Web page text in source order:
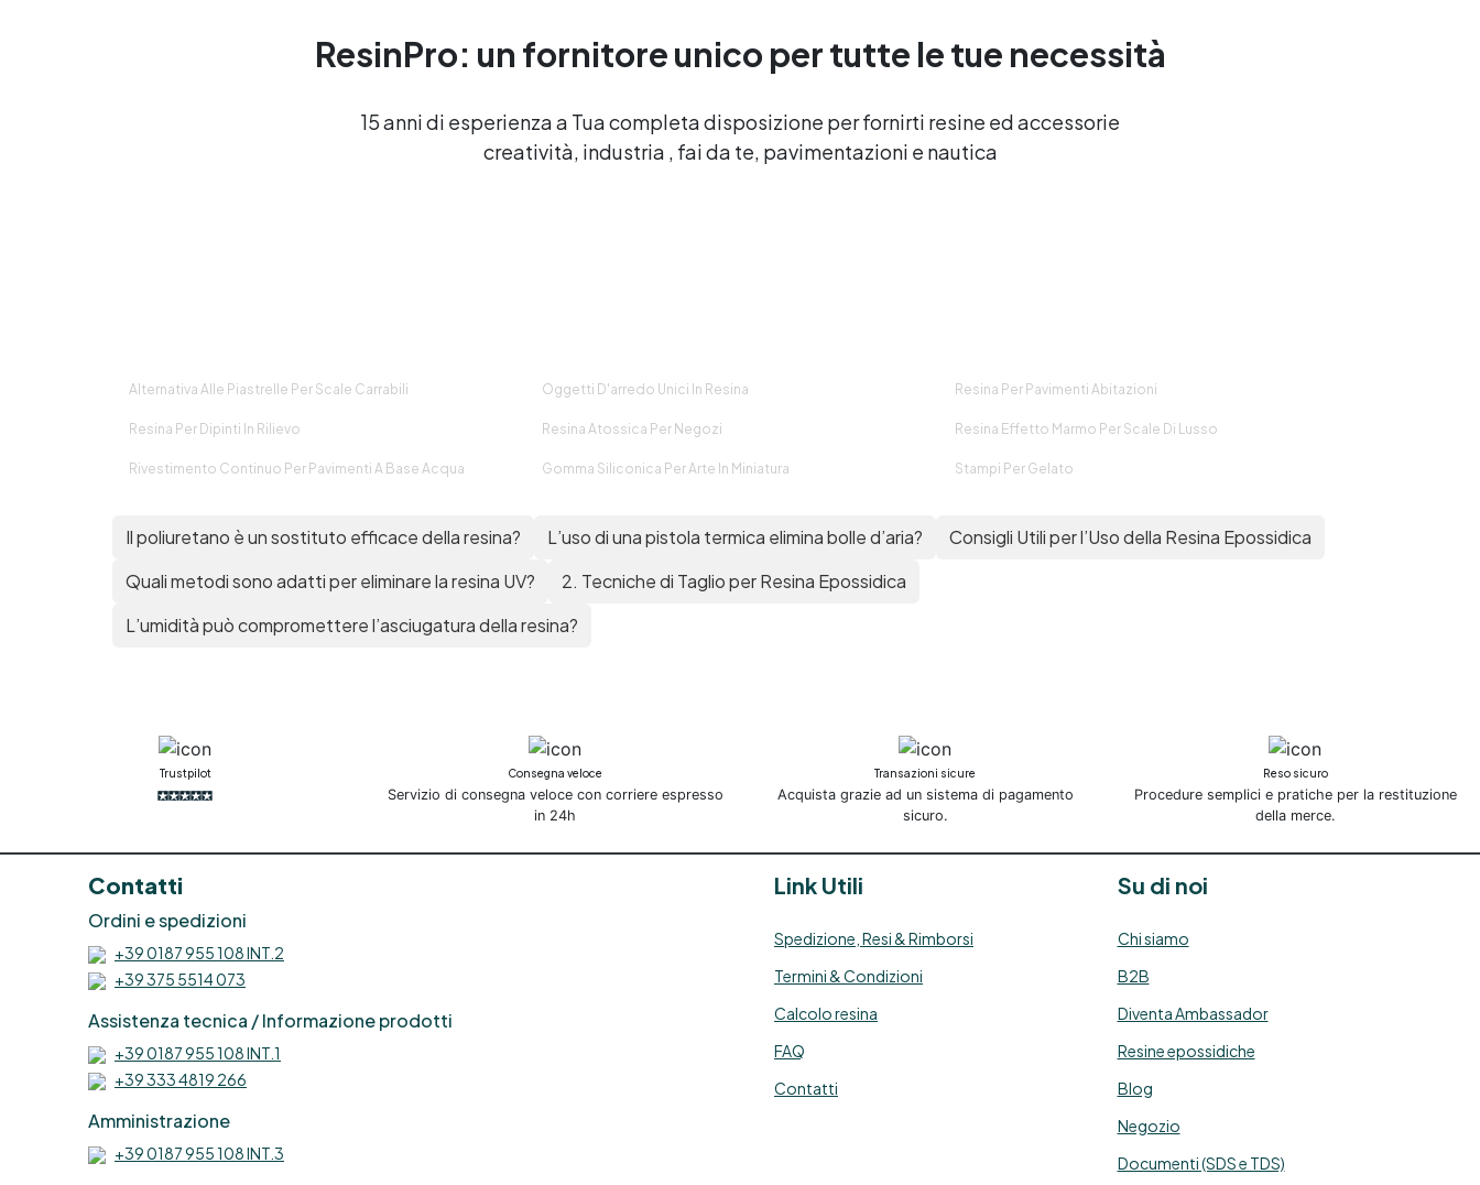
ResinPro: un fornitore unico per tutte le tue necessità
15 anni di esperienza a Tua completa disposizione per fornirti resine ed accessorie
creatività, industria , fai da te, pavimentazioni e nautica
Alternativa Alle Piastrelle Per Scale Carrabili Oggetti D'arredo Unici In Resina Resina Per Pavimenti Abitazioni
Resina Per Dipinti In Rilievo Resina Atossica Per Negozi Resina Effetto Marmo Per Scale Di Lusso
Rivestimento Continuo Per Pavimenti A Base Acqua Gomma Siliconica Per Arte In Miniatura Stampi Per Gelato
Il poliuretano è un sostituto efficace della resina? L’uso di una pistola termica elimina bolle d’aria?
Consigli Utili per l’Uso della Resina Epossidica
Quali metodi sono adatti per eliminare la resina UV?
2. Tecniche di Taglio per Resina Epossidica
L’umidità può compromettere l’asciugatura della resina?
Trustpilot Consegna veloce
Servizio di consegna veloce con corriere espresso
in 24h
Transazioni sicure
Acquista grazie ad un sistema di pagamento
sicuro.
Reso sicuro
Procedure semplici e pratiche per la restituzione
della merce.
Contatti
Ordini e spedizioni
+39 0187 955 108 INT.2
+39 375 5514 073
Assistenza tecnica / Informazione prodotti
+39 0187 955 108 INT.1
+39 333 4819 266
Amministrazione
+39 0187 955 108 INT.3
Link Utili
Spedizione, Resi & Rimborsi
Termini & Condizioni
Calcolo resina
FAQ
Contatti
Su di noi
Chi siamo
B2B
Diventa Ambassador
Resine epossidiche
Blog
Negozio
Documenti (SDS e TDS)